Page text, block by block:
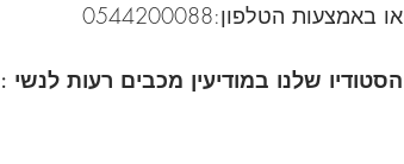
או באמצעות הטלפון:0544200088
הסטודיו שלנו במודיעין מכבים רעות לנשי :